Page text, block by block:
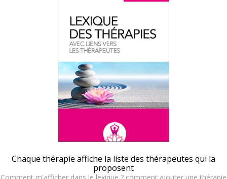
Chaque thérapie affiche la liste des thérapeutes qui la
proposent